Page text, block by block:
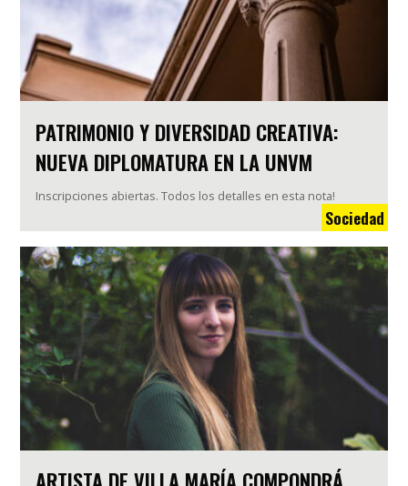
PATRIMONIO Y DIVERSIDAD CREATIVA:
NUEVA DIPLOMATURA EN LA UNVM
Inscripciones abiertas. Todos los detalles en esta nota!
Sociedad
ARTISTA DE VILLA MARÍA COMPONDRÁ